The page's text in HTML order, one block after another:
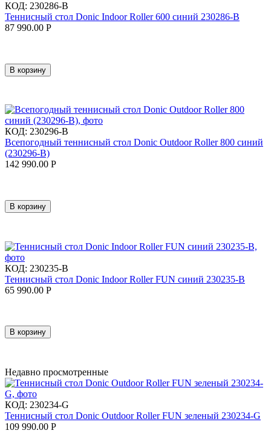
КОД: 230286-B
Теннисный стол Donic Indoor Roller 600 синий 230286-B
87 990.00 Р
В корзину
КОД: 230296-B
Всепогодный теннисный стол Donic Outdoor Roller 800 синий
(230296-B)
142 990.00 Р
В корзину
КОД: 230235-B
Теннисный стол Donic Indoor Roller FUN синий 230235-B
65 990.00 Р
В корзину
Недавно просмотренные
КОД: 230234-G
Теннисный стол Donic Outdoor Roller FUN зеленый 230234-G
109 990.00 Р